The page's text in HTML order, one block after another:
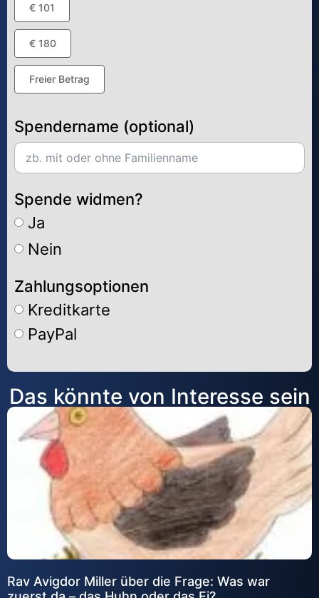
€ 101
€ 180
Freier Betrag
Spendername (optional)
Spende widmen?
Ja
Nein
Zahlungsoptionen
Kreditkarte
PayPal
Alternative:
Das könnte von Interesse sein
Rav Avigdor Miller über die Frage: Was war